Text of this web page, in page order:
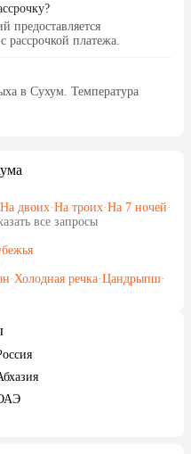
предоставляется
рассрочкой платежа.
в Сухум. Температура
На двоих·На троих·На 7 ночей·
все запросы
· Холодная речка·Цандрыпш·